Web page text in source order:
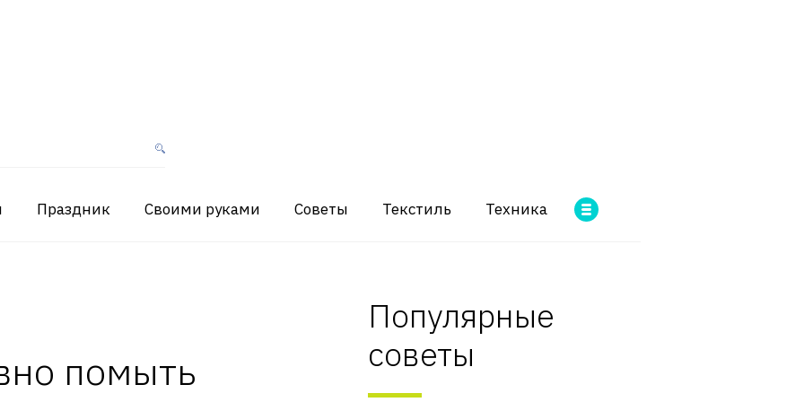
Праздник Своими руками Советы Текстиль Техника
помыть
Популярные
советы